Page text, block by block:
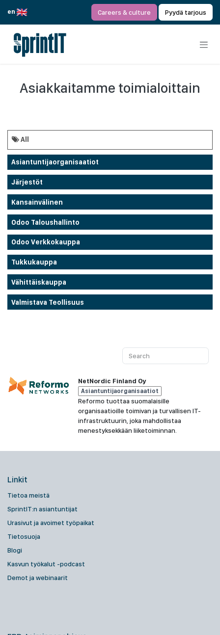
en
Careers & culture Pyydä tarjous
Asiakkaitamme toimialoittain
All
Asiantuntijaorganisaatiot
Järjestöt
Kansainvälinen
Odoo Taloushallinto
Odoo Verkkokauppa
Tukkukauppa
Vähittäiskauppa
Valmistava Teollisuus
NetNordic Finland Oy
Asiantuntijaorganisaatiot
Reformo tuottaa suomalaisille
organisaatioille toimivan ja turvallisen IT-
infrastruktuurin, joka mahdollistaa
menestyksekkään liiketoiminnan.
Linkit
Tietoa meistä
SprintIT:n asiantuntijat
Urasivut ja avoimet työpaikat
Tietosuoja
Blogi
Kasvun työkalut -podcast
Demot ja webinaarit